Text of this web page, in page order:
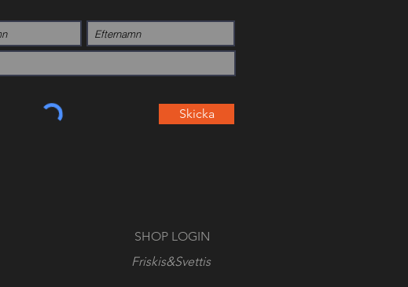
Skicka
SHOP LOGIN
Friskis&Svettis